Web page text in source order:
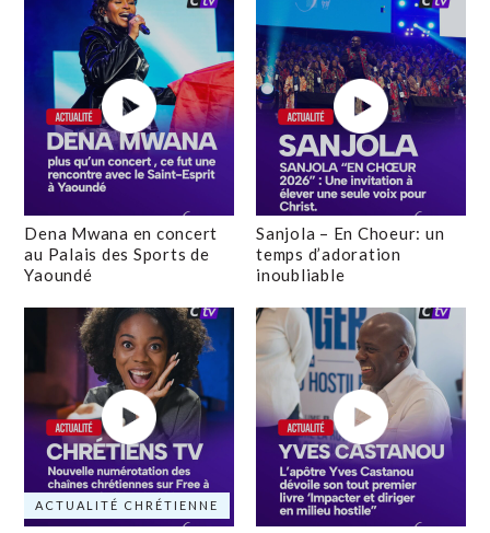
Dena Mwana en concert
au Palais des Sports de
Yaoundé
Sanjola – En Choeur: un
temps d’adoration
inoubliable
ACTUALITÉ CHRÉTIENNE